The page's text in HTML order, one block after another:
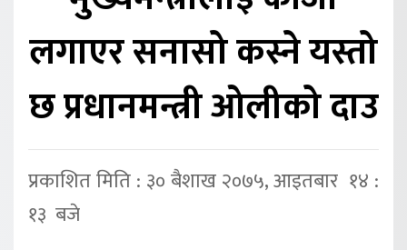
लगाएर सनासो कस्ने यस्तो
छ प्रधानमन्त्री ओलीको दाउ
प्रकाशित मिति : ३० बैशाख २०७५, आइतबार १४ :
१३ बजे